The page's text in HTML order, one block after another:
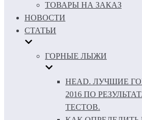
ТОВАРЫ НА ЗАКАЗ
НОВОСТИ
СТАТЬИ
ГОРНЫЕ ЛЫЖИ
HEAD. ЛУЧШИЕ
2016 ПО
ТЕСТОВ.